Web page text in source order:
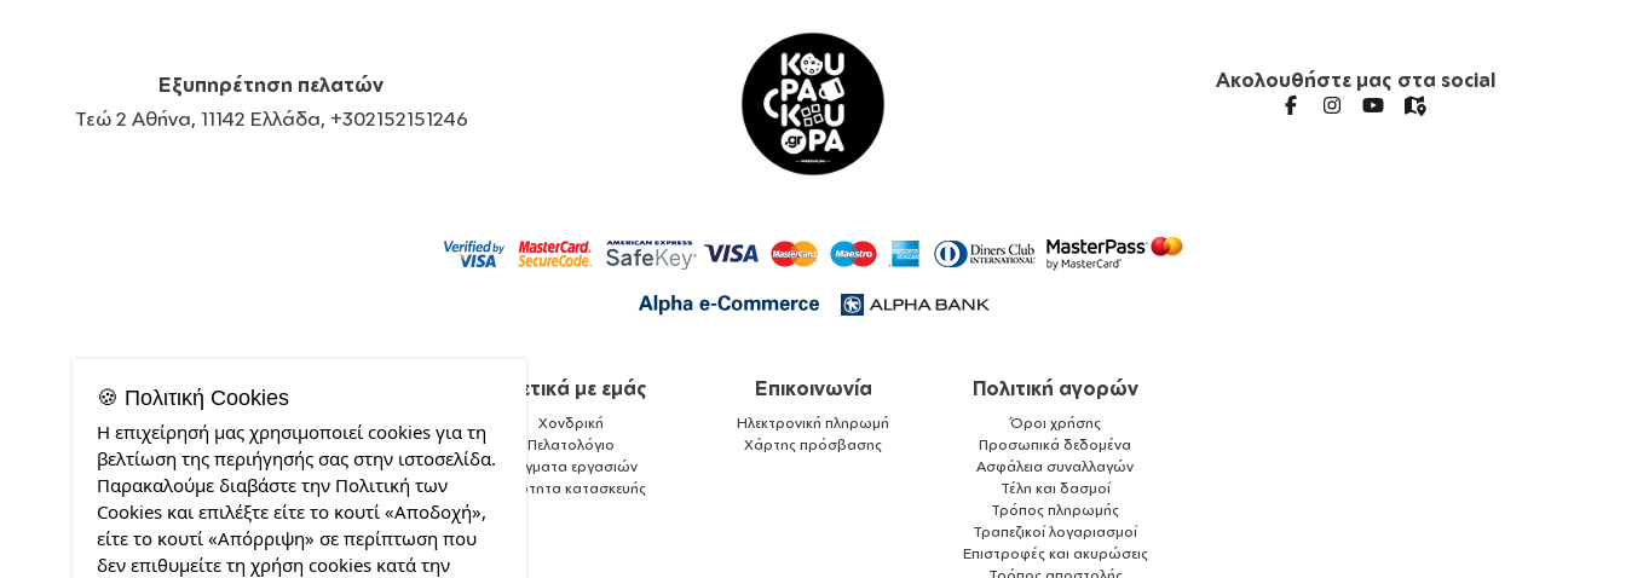
Εξυπηρέτηση πελατών
Τεώ 2 Αθήνα, 11142 Ελλάδα, +302152151246
Ακολουθήστε μας στα social
Σχετικά με εμάς
Χονδρική
Πελατολόγιο
Δείγματα εργασιών
Ποιότητα κατασκευής
Επικοινωνία
Ηλεκτρονική πληρωμή
Χάρτης πρόσβασης
Πολιτική αγορών
Όροι χρήσης
Προσωπικά δεδομένα
Ασφάλεια συναλλαγών
Τέλη και δασμοί
Τρόπος πληρωμής
Τραπεζικοί λογαριασμοί
Επιστροφές και ακυρώσεις
🍪 Πολιτική Cookies
Η επιχείρησή μας χρησιμοποιεί cookies για τη
βελτίωση της περιήγησής σας στην ιστοσελίδα.
Παρακαλούμε διαβάστε την Πολιτική των
Cookies και επιλέξτε είτε το κουτί «Αποδοχή»,
είτε το κουτί «Απόρριψη» σε περίπτωση που
δεν επιθυμείτε τη χρήση cookies κατά την